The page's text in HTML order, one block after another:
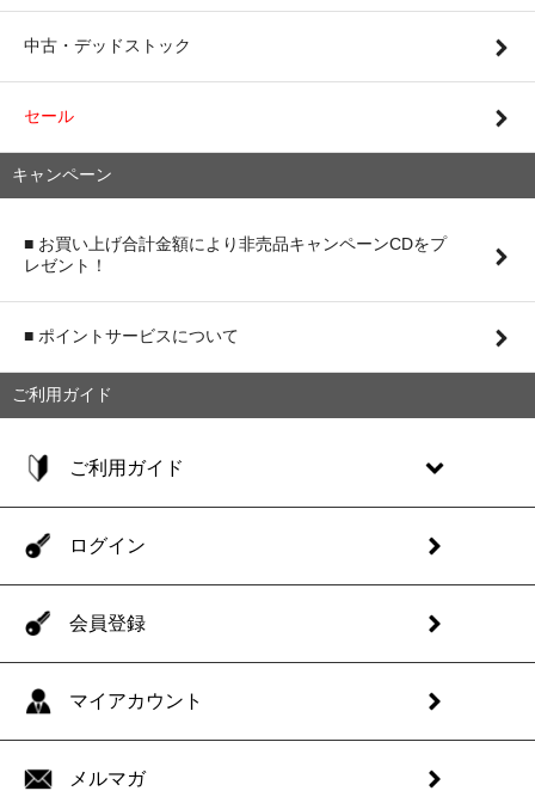
中古・デッドストック
セール
キャンペーン
■ お買い上げ合計金額により非売品キャンペーンCDをプ
レゼント！
■ ポイントサービスについて
ご利用ガイド
ご利用ガイド
ログイン
会員登録
マイアカウント
メルマガ